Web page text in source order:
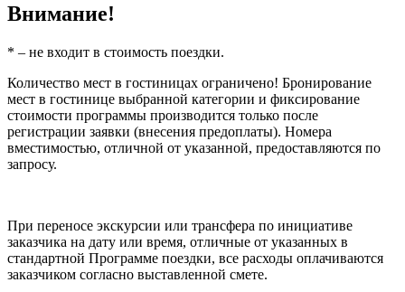
Внимание!
* – не входит в стоимость поездки.
Количество мест в гостиницах ограничено! Бронирование
мест в гостинице выбранной категории и фиксирование
стоимости программы производится только после
регистрации заявки (внесения предоплаты). Номера
вместимостью, отличной от указанной, предоставляются по
запросу.
При переносе экскурсии или трансфера по инициативе
заказчика на дату или время, отличные от указанных в
стандартной Программе поездки, все расходы оплачиваются
заказчиком согласно выставленной смете.